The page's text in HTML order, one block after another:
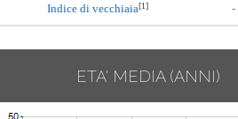
Indice di vecchiaia[1] -
ETA' MEDIA (ANNI)